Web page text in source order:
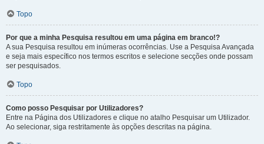
Topo
Por que a minha Pesquisa resultou em uma página em branco!?
A sua Pesquisa resultou em inúmeras ocorrências. Use a Pesquisa Avançada
e seja mais específico nos termos escritos e selecione secções onde possam
ser pesquisados.
Topo
Como posso Pesquisar por Utilizadores?
Entre na Página dos Utilizadores e clique no atalho Pesquisar um Utilizador.
Ao selecionar, siga restritamente às opções descritas na página.